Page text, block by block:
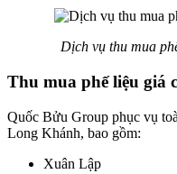
Dịch vụ thu mua
Thu mua phế liệu giá
Quốc Bửu Group phục vụ
Long Khánh, bao gồm:
Xuân Lập